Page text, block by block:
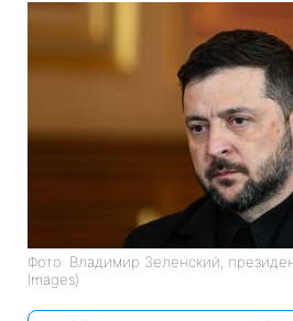
Фото: Владимир Зеленский,
Images)